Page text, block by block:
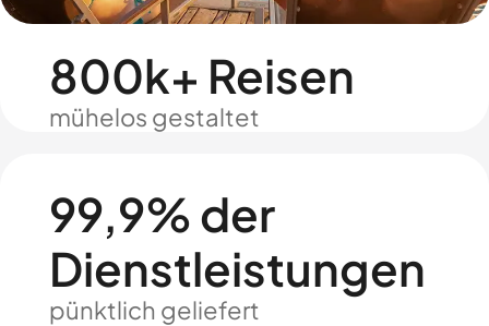
800k+ Reisen
mühelos gestaltet
99,9% der
Dienstleistungen
pünktlich geliefert